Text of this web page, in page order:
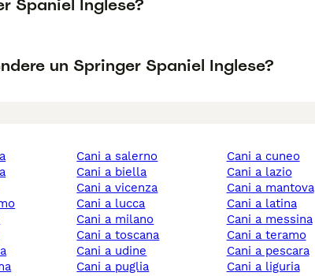
Spaniel Inglese?
un Springer Spaniel Inglese?
cani a salerno
cani a biella
cani a vicenza
cani a lucca
cani a milano
cani a toscana
cani a udine
cani a puglia
cani a cuneo
cani a lazio
cani a mantova
cani a latina
cani a messina
cani a teramo
cani a pescara
cani a liguria